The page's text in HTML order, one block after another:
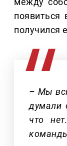
появиться
получился
– Мы
думали
что